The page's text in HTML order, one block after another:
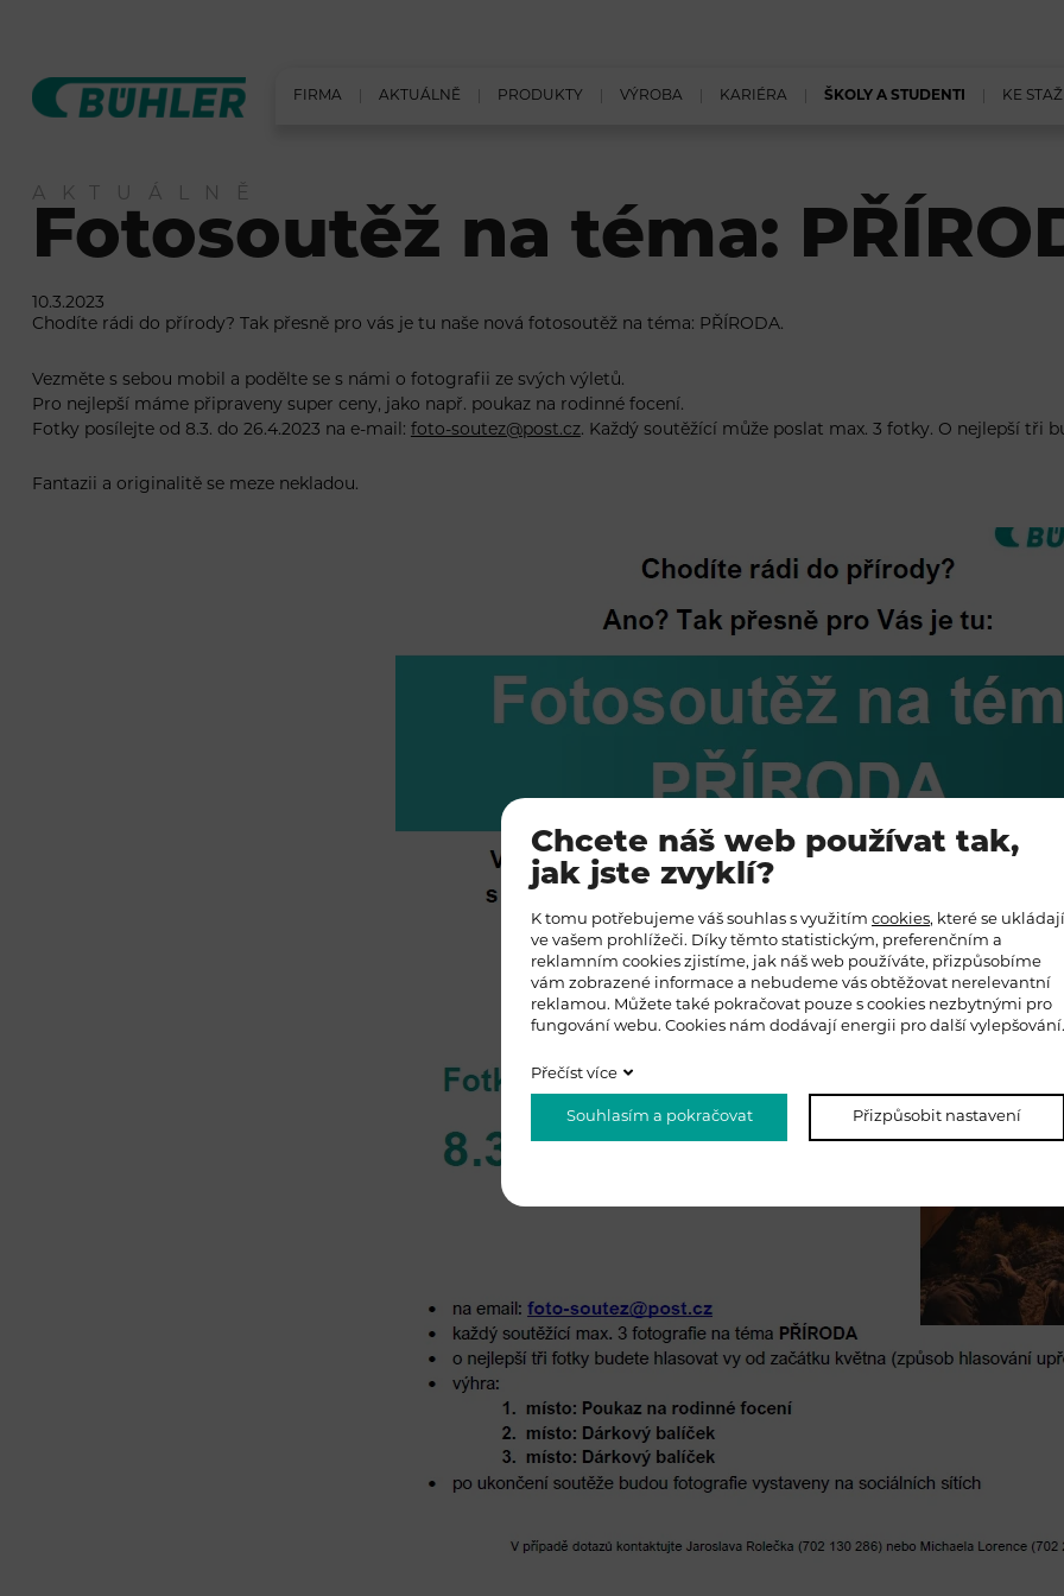
FIRMA AKTUÁLNĚ PRODUKTY VÝROBA KARIÉRA ŠKOLY A STUDENTI KE
AKTUÁLNĚ
Fotosoutěž na téma:
10.3.2023
Chodíte rádi do přírody? Tak přesně pro vás je tu naše nová fotosoutěž na téma: PŘÍRODA.
Vezměte s sebou mobil a podělte se s námi o fotografii ze svých výletů.
Pro nejlepší máme připraveny super ceny, jako např. poukaz na rodinné focení.
Fotky posílejte od 8.3. do 26.4.2023 na e-mail: foto-soutez@post.cz. Každý soutěžící může poslat max. 3 fotky. O nejlepší tři
Fantazii a originalitě se meze nekladou.
Chcete náš web používat tak,
jak jste zvyklí?
K tomu potřebujeme váš souhlas s využitím cookies, které se ukládají
ve vašem prohlížeči. Díky těmto statistickým, preferenčním a
reklamním cookies zjistíme, jak náš web používáte, přizpůsobíme
vám zobrazené informace a nebudeme vás obtěžovat nerelevantní
reklamou. Můžete také pokračovat pouze s cookies nezbytnými pro
fungování webu. Cookies nám dodávají energii pro další vylepšování.
Přečíst více
Souhlasím a pokračovat Přizpůsobit nastavení